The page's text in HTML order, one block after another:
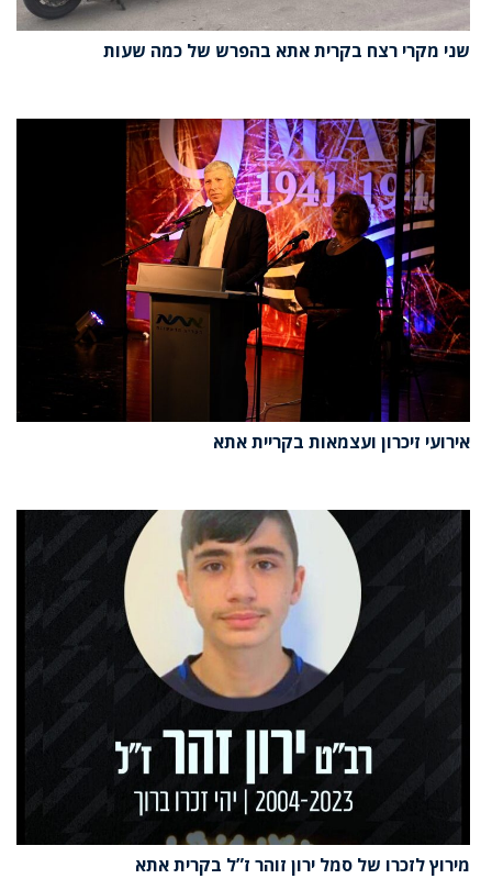
שני מקרי רצח בקרית אתא בהפרש של כמה שעות
אירועי זיכרון ועצמאות בקריית אתא
מירוץ לזכרו של סמל ירון זוהר ז”ל בקרית אתא